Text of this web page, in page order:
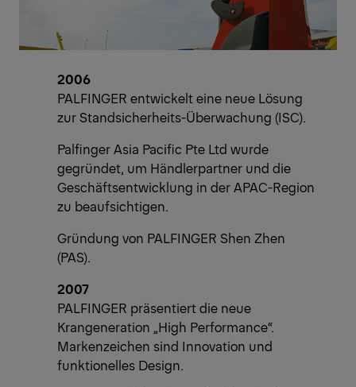
2006
PALFINGER entwickelt eine neue Lösung
zur Standsicherheits-Überwachung (ISC).
Palfinger Asia Pacific Pte Ltd wurde
gegründet, um Händlerpartner und die
Geschäftsentwicklung in der APAC-Region
zu beaufsichtigen.
Gründung von PALFINGER Shen Zhen
(PAS).
2007
PALFINGER präsentiert die neue
Krangeneration „High Performance“.
Markenzeichen sind Innovation und
funktionelles Design.